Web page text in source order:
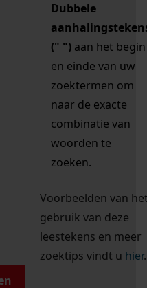
Dubbele
(" ") aan het begin
en einde van uw
zoektermen om
naar de exacte
combinatie van
woorden te
zoeken.
Voorbeelden van
gebruik van deze
leestekens en meer
zoektips vindt u hier.